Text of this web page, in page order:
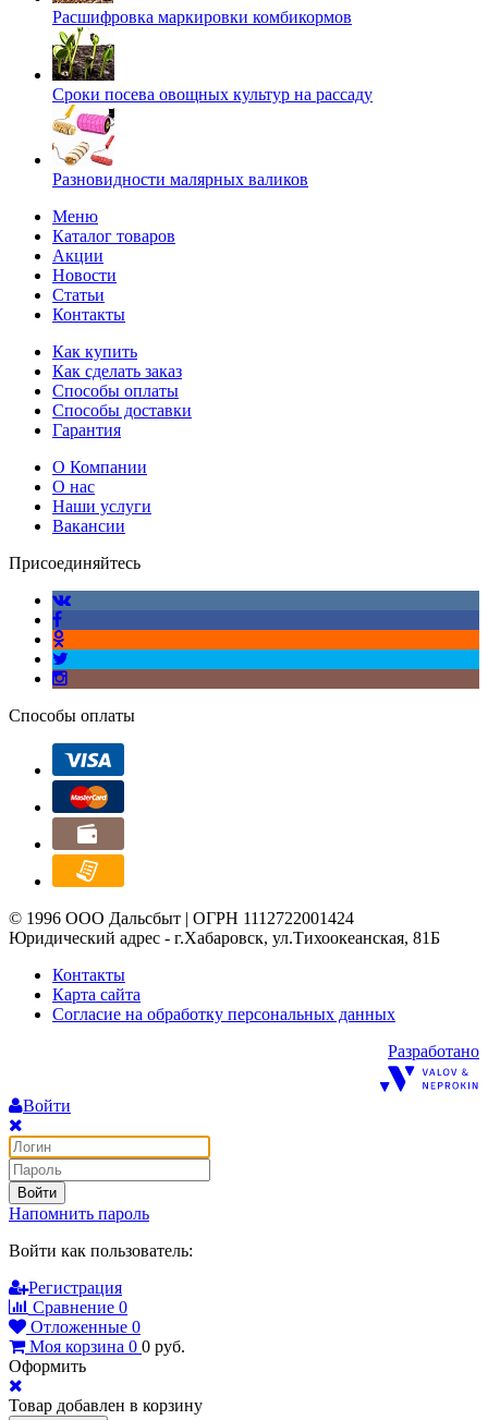
Расшифровка маркировки комбикормов
Сроки посева овощных культур на рассаду
Разновидности малярных валиков
Меню
Каталог товаров
Акции
Новости
Статьи
Контакты
Как купить
Как сделать заказ
Способы оплаты
Способы доставки
Гарантия
О Компании
О нас
Наши услуги
Вакансии
Присоединяйтесь
Способы оплаты
© 1996 ООО Дальсбыт | ОГРН 1112722001424
Юридический адрес - г.Хабаровск, ул.Тихоокеанская, 81Б
Контакты
Карта сайта
Согласие на обработку персональных данных
Разработано
Войти
Войти
Напомнить пароль
Войти как пользователь:
Регистрация
Сравнение 0
Отложенные 0
Моя корзина 0 0 руб.
Оформить
Товар добавлен в корзину